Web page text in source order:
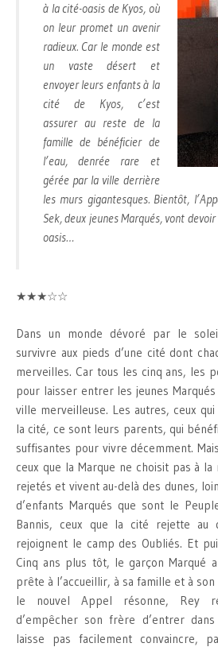
à la cité-oasis de Kyos, où
on leur promet un avenir
radieux. Car le monde est
un vaste désert et
envoyer leurs enfants à la
cité de Kyos, c’est
assurer au reste de la
famille de bénéficier de
l’eau, denrée rare et
gérée par la ville derrière
les murs gigantesques. Bientôt,
Sek, deux jeunes Marqués, vont
oasis…
★★★☆☆
Dans un monde dévoré par le
survivre aux pieds d’une cité dont
merveilles. Car tous les cinq ans, les
pour laisser entrer les jeunes
ville merveilleuse. Les autres, ceux
la cité, ce sont leurs parents, qui
suffisantes pour vivre décemment.
ceux que la Marque ne choisit pas à la
rejetés et vivent au-delà des dunes,
d’enfants Marqués que sont le
Bannis, ceux que la cité rejette au
rejoignent le camp des Oubliés. Et
Cinq ans plus tôt, le garçon Marqué
prête à l’accueillir, à sa famille et à
le nouvel Appel résonne, Rey
d’empêcher son frère d’entrer
laisse pas facilement convaincre,